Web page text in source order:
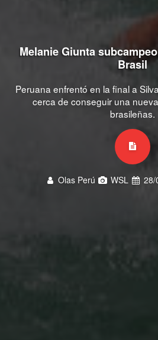
Melanie Giunta
Brasil
Peruana enfrentó en la final a
cerca de conseguir una
brasileñas.
Olas Perú WSL 28/